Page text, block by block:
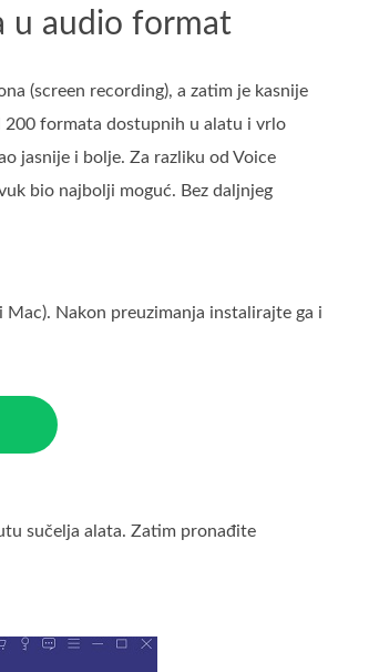
u audio format
(screen recording), a zatim je kasnije
200 formata dostupnih u alatu i vrlo
jasnije i bolje. Za razliku od Voice
bio najbolji moguć. Bez daljnjeg
Nakon preuzimanja instalirajte ga i
sučelja alata. Zatim pronađite